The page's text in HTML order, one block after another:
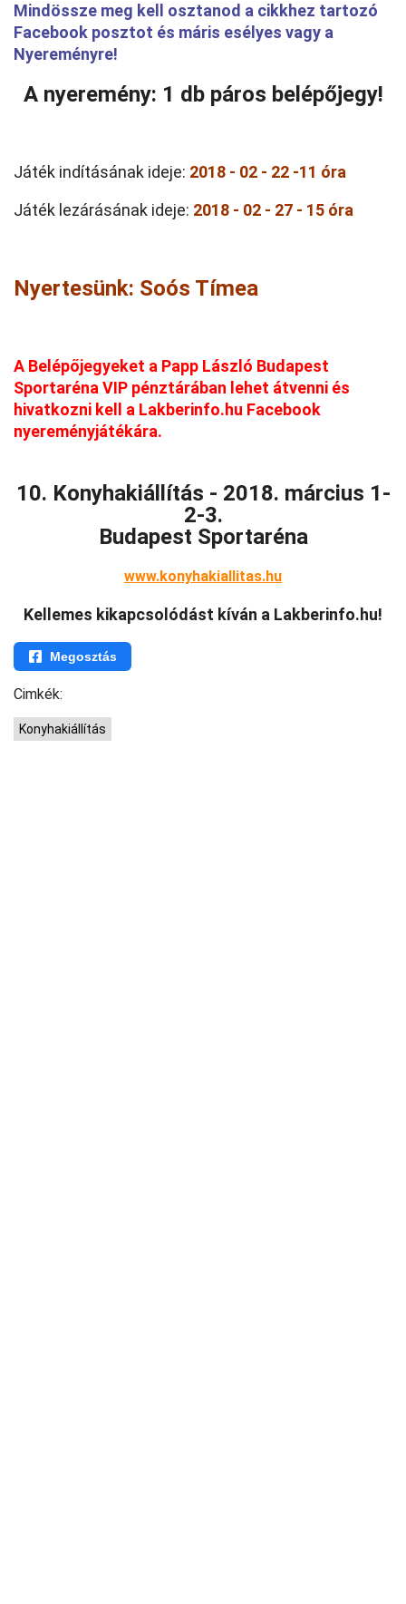
Mindössze meg kell osztanod a cikkhez tartozó
Facebook posztot és máris esélyes vagy a
Nyereményre!
A nyeremény: 1 db páros belépőjegy!
Játék indításának ideje: 2018 - 02 - 22 -11 óra
Játék lezárásának ideje: 2018 - 02 - 27 - 15 óra
Nyertesünk: Soós Tímea
A Belépőjegyeket a Papp László Budapest
Sportaréna VIP pénztárában lehet átvenni és
hivatkozni kell a Lakberinfo.hu Facebook
nyereményjátékára.
10. Konyhakiállítás - 2018. március 1-
2-3.
Budapest Sportaréna
www.konyhakiallitas.hu
Kellemes kikapcsolódást kíván a Lakberinfo.hu!
Megosztás
Cimkék:
Konyhakiállítás